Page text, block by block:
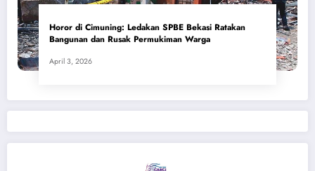
Horor di Cimuning: Ledakan SPBE Bekasi Ratakan
Bangunan dan Rusak Permukiman Warga
April 3, 2026